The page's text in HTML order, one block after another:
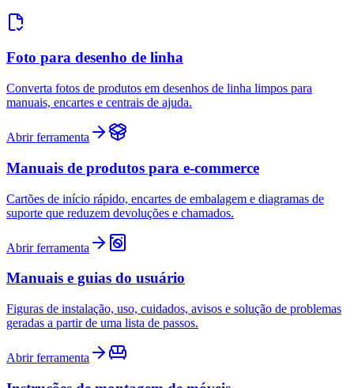
Foto para desenho de linha
Converta fotos de produtos em desenhos de linha limpos para
manuais, encartes e centrais de ajuda.
Abrir ferramenta
Manuais de produtos para e-commerce
Cartões de início rápido, encartes de embalagem e diagramas de
suporte que reduzem devoluções e chamados.
Abrir ferramenta
Manuais e guias do usuário
Figuras de instalação, uso, cuidados, avisos e solução de problemas
geradas a partir de uma lista de passos.
Abrir ferramenta